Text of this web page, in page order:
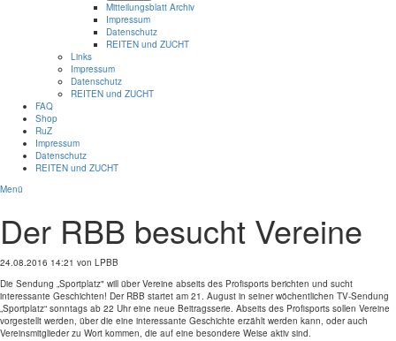
Mitteilungsblatt Archiv
Impressum
Datenschutz
REITEN und ZUCHT
Links
Impressum
Datenschutz
REITEN und ZUCHT
FAQ
Shop
RuZ
Impressum
Datenschutz
REITEN und ZUCHT
Menü
Der RBB besucht Vereine
24.08.2016 14:21 von LPBB
Die Sendung „Sportplatz" will über Vereine abseits des Profisports berichten und sucht
interessante Geschichten! Der RBB startet am 21. August in seiner wöchentlichen TV-Sendung
„Sportplatz“ sonntags ab 22 Uhr eine neue Beitragsserie. Abseits des Profisports sollen Vereine
vorgestellt werden, über die eine interessante Geschichte erzählt werden kann, oder auch
Vereinsmitglieder zu Wort kommen, die auf eine besondere Weise aktiv sind.